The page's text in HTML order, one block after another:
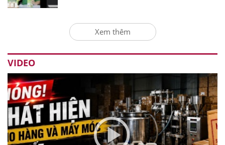
Xem thêm
VIDEO